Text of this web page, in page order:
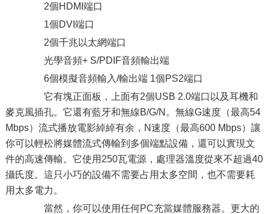
2個HDMI端口
1個DVI端口
2個千兆以太網端口
光學音頻+ S/PDIF音頻輸出端
6個模擬音頻輸入/輸出端 1個PS2端口
它有塊正面板，上面有2個USB 2.0端口以及耳機和
麥克風插孔。它還有藍牙和無線B/G/N。無線G速度（最高54
Mbps）流式播放電影綽綽有余，N速度（最高600 Mbps）讓
你可以輕松將媒體流式傳輸到多個端點設備，還可以實現文
件的高速傳輸。它使用250瓦電源，處理器溫度從來不超過40
攝氏度。這只小巧的設備不需要占用太多空間，也不需要耗
用太多電力。
當然，你可以使用任何PC充當媒體服務器。更大的